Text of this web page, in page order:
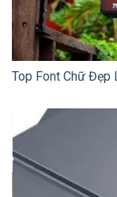
Top Font Chữ Đẹp